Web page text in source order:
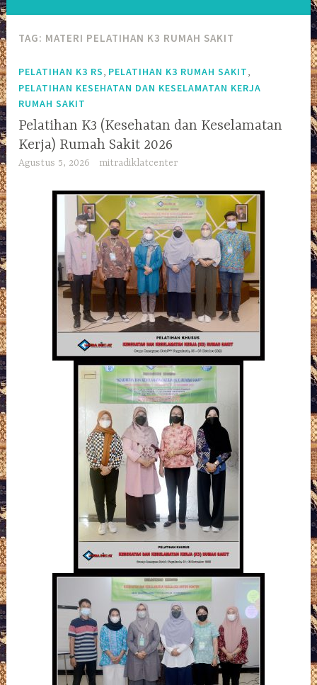
TAG: MATERI PELATIHAN K3 RUMAH SAKIT
PELATIHAN K3 RS, PELATIHAN K3 RUMAH SAKIT,
PELATIHAN KESEHATAN DAN KESELAMATAN KERJA
RUMAH SAKIT
Pelatihan K3 (Kesehatan dan Keselamatan
Kerja) Rumah Sakit 2026
Agustus 5, 2026 mitradiklatcenter